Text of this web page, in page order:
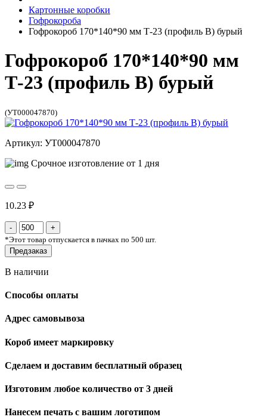
Картонные коробки
Гофрокороба
Гофрокороб 170*140*90 мм Т-23 (профиль B) бурый
Гофрокороб 170*140*90 мм
Т-23 (профиль B) бурый
(УТ000047870)
Артикул: УТ000047870
Срочное изготовление от 1 дня
10.23 ₽
*Этот товар отпускается в пачках по 500 шт.
Предзаказ
В наличии
Способы оплаты
Адрес самовывоза
Короб имеет маркировку
Сделаем и доставим бесплатный образец
Изготовим любое количество от 3 дней
Нанесем печать с вашим логотипом